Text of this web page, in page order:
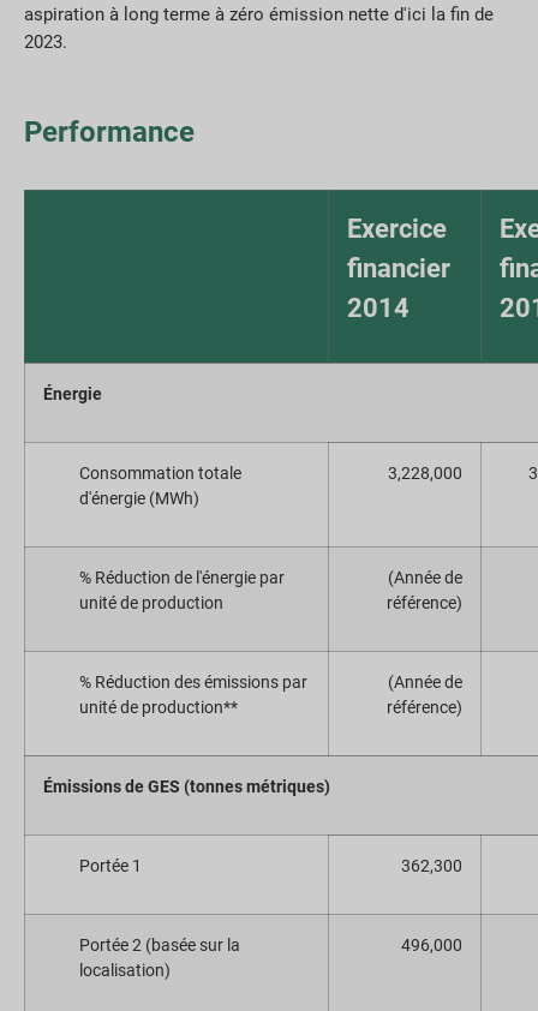
aspiration à long terme à zéro émission nette d'ici la fin de
2023.
Performance
Exercice
financier
2014
Énergie
Consommation totale
d'énergie (MWh)
3,228,000
% Réduction de l'énergie par
unité de production
(Année de
référence)
% Réduction des émissions par
unité de production**
(Année de
référence)
Émissions de GES (tonnes métriques)
Portée 1 362,300
Portée 2 (basée sur la
localisation)
496,000